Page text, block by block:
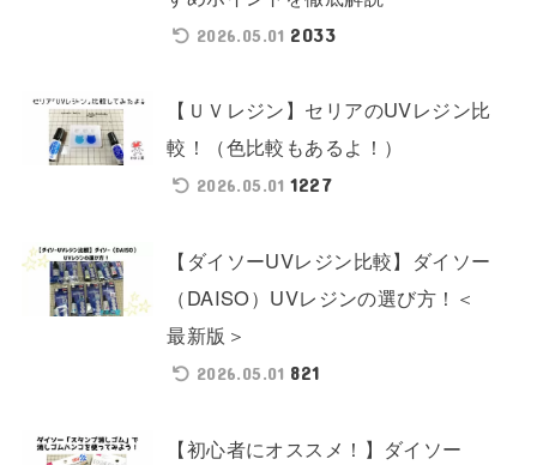
2026.05.01 2033
【ＵＶレジン】セリアのUVレジン比
較！（色比較もあるよ！）
2026.05.01 1227
【ダイソーUVレジン比較】ダイソー
（DAISO）UVレジンの選び方！＜
最新版＞
2026.05.01 821
【初心者にオススメ！】ダイソー